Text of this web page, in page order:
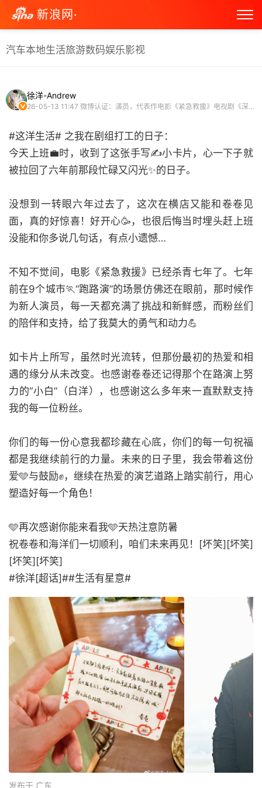
新浪网·
汽车本地生活旅游数码娱乐影视
徐洋-Andrew
26-05-13 11:47 微博认证：演员，代表作电影《紧急救援》电视剧《深海利剑》《青春斗》 超话主持人（徐洋超话）
#这洋生活# 之我在剧组打工的日子：
今天上班💼时，收到了这张手写✍️小卡片，心一下子就
被拉回了六年前那段忙碌又闪光✨的日子。
没想到一转眼六年过去了，这次在横店又能和卷卷见
面，真的好惊喜！好开心🥳，也很后悔当时埋头赶上班
没能和你多说几句话，有点小遗憾…
不知不觉间，电影《紧急救援》已经杀青七年了。七年
前在9个城市🏃“跑路演”的场景仿佛还在眼前，那时候作
为新人演员，每一天都充满了挑战和新鲜感，而粉丝们
的陪伴和支持，给了我莫大的勇气和动力💪
如卡片上所写，虽然时光流转，但那份最初的热爱和相
遇的缘分从未改变。也感谢卷卷还记得那个在路演上努
力的“小白”（白洋），也感谢这么多年来一直默默支持
我的每一位粉丝。
你们的每一份心意我都珍藏在心底，你们的每一句祝福
都是我继续前行的力量。未来的日子里，我会带着这份
爱🩵与鼓励✊，继续在热爱的演艺道路上踏实前行，用心
塑造好每一个角色！
🩵再次感谢你能来看我🩵天热注意防暑
祝卷卷和海洋们一切顺利，咱们未来再见！[坏笑][坏笑]
[坏笑][坏笑]
#徐洋[超话]##生活有星意#
发布于 广东